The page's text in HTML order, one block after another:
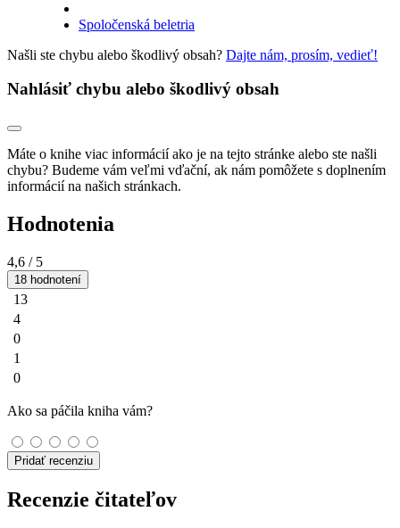
Spoločenská beletria
Našli ste chybu alebo škodlivý obsah? Dajte nám, prosím, vedieť!
Nahlásiť chybu alebo škodlivý obsah
Máte o knihe viac informácií ako je na tejto stránke alebo ste našli
chybu? Budeme vám veľmi vďační, ak nám pomôžete s doplnením
informácií na našich stránkach.
Hodnotenia
4,6 / 5
18 hodnotení
13
4
0
1
0
Ako sa páčila kniha vám?
Pridať recenziu
Recenzie čitateľov